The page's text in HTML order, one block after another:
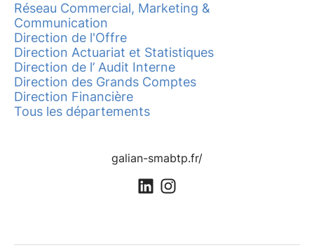
Réseau Commercial, Marketing &
Communication
Direction de l'Offre
Direction Actuariat et Statistiques
Direction de l’ Audit Interne
Direction des Grands Comptes
Direction Financière
Tous les départements
galian-smabtp.fr/